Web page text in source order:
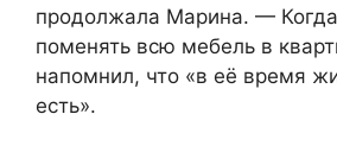
продолжала Марина. —
поменять всю мебель в
напомнил, что «в её время
есть».